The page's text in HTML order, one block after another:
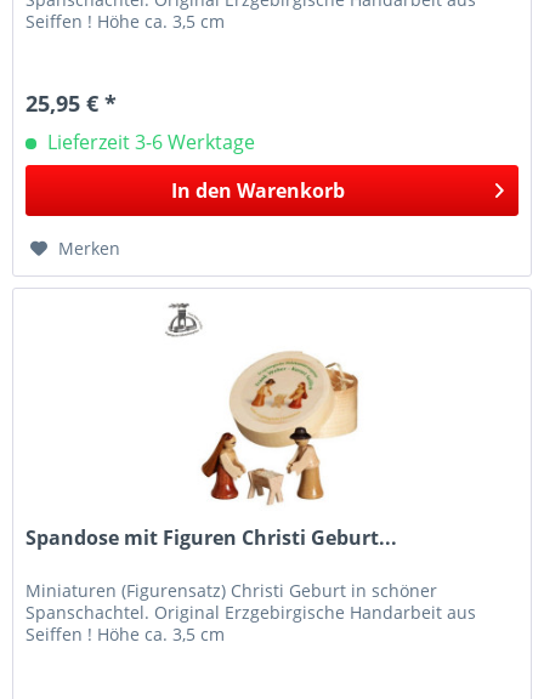
Seiffen ! Höhe ca. 3,5 cm
25,95 € *
Lieferzeit 3-6 Werktage
In den Warenkorb
Merken
Spandose mit Figuren Christi Geburt...
Miniaturen (Figurensatz) Christi Geburt in schöner
Spanschachtel. Original Erzgebirgische Handarbeit aus
Seiffen ! Höhe ca. 3,5 cm